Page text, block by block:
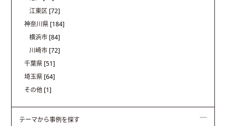
江東区 [72]
神奈川県 [184]
横浜市 [84]
川崎市 [72]
千葉県 [51]
埼玉県 [64]
その他 [1]
テーマから事例を探す